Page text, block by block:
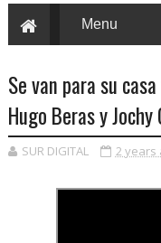
Se van para su
Hugo Beras y Jochy
SUR DIGITAL 2 years